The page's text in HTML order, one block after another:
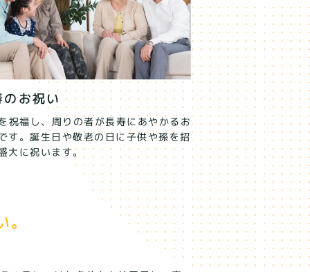
のお祝い
祝福し、周りの者が長寿にあやかるお
す。誕生日や敬老の日に子供や孫を招
大に祝います。